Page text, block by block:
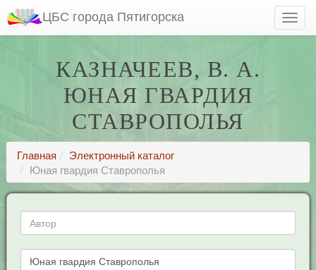
ЦБС города Пятигорска
КАЗНАЧЕЕВ, В. А.
ЮНАЯ ГВАРДИЯ
СТАВРОПОЛЬЯ
Главная
Электронный каталог
Юная гвардия Ставрополья